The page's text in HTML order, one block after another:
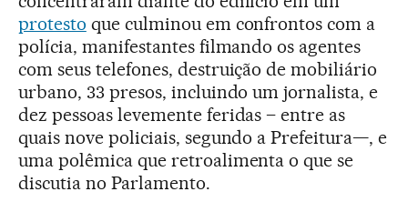
protesto que culminou em confrontos com a
polícia, manifestantes filmando os agentes
com seus telefones, destruição de mobiliário
urbano, 33 presos, incluindo um jornalista, e
dez pessoas levemente feridas – entre as
quais nove policiais, segundo a Prefeitura—, e
uma polêmica que retroalimenta o que se
discutia no Parlamento.